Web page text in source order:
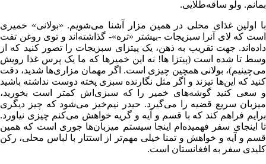
بمانم. ولو ساقه‌طلایی.
با اولین غذای محلی در همین مزار آشنا می‌شویم. «بولانی» خمیری
است که لای آنرا سبزیجات -بیشتر «تره»- گذاشته‌اند و توی روغن تفت
داده‌اند. جهت تقریب به ذهن، یک پیتزای سبزیجات را تصور کنید که از
وسط تا شده است (پیتزا ها! نه این خمیرها که ما یک پرس غذا رویش
می‌چینیم)، بولانی همچین چیزی است. اگر مهمان مزاری‌ها شدید، دقت
کنید که این‌ها تیزند و اگر مثل نگارنده سبزی پخته دوست نداشته باشید
و سعی ‌کنید گوشه‌های خمیر را که سبزی‌اش کمتر است بخورید،
میزبان سریع قضیه را می‌گیرد. حیدر نیم‌خیز می‌شود که چیز دیگری
برایم فراهم کند که با قسم و آیه و گریه خواهش می‌کنم چیزی نیاورد.
تا اینجای سفر فهمیده‌ام اینجا سیستم میزبان‌ها جوری است که همین
قسم و آیه و خواهش و تمنا خیلی مهم‌تر از استتار با لباس محلی، رکن
کلیدی سفر به افغانستان است.